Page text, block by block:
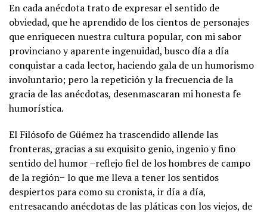
En cada anécdota trato de expresar el sentido de
obviedad, que he aprendido de los cientos de personajes
que enriquecen nuestra cultura popular, con mi sabor
provinciano y aparente ingenuidad, busco día a día
conquistar a cada lector, haciendo gala de un humorismo
involuntario; pero la repetición y la frecuencia de la
gracia de las anécdotas, desenmascaran mi honesta fe
humorística.
El Filósofo de Güémez ha trascendido allende las
fronteras, gracias a su exquisito genio, ingenio y fino
sentido del humor –reflejo fiel de los hombres de campo
de la región− lo que me lleva a tener los sentidos
despiertos para como su cronista, ir día a día,
entresacando anécdotas de las pláticas con los viejos, de